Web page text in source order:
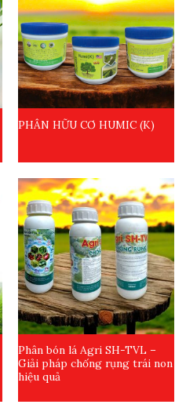
PHÂN HỮU CƠ HUMIC (K)
Phân bón lá Agri SH-TVL –
Giải pháp chống rụng trái non
hiệu quả